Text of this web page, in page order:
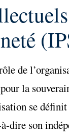
de
la
se
dire son